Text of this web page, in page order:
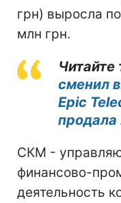
грн) выросла
млн грн.
сменил
Epic
продала
СКМ -
финансово-
деятельность